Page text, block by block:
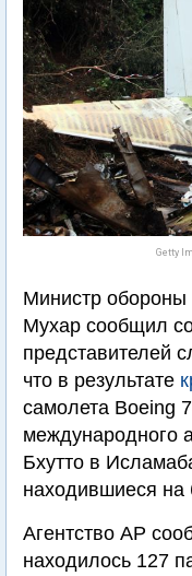
Getty
Министр
Мухар сообщил
представителей
что в результате
самолета Boeing
международного
Бхутто в
находившиеся на
Агентство АР
находилось 127